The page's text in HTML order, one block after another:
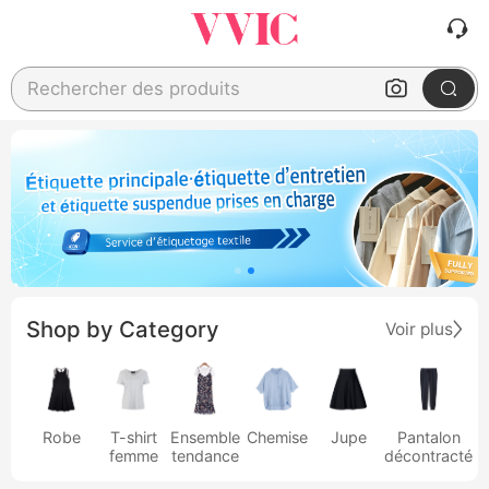
Rechercher des produits
Shop by Category Voir plus
Robe
T-shirt
femme
Ensemble
tendance
Chemise Jupe
Pantalon
décontracté